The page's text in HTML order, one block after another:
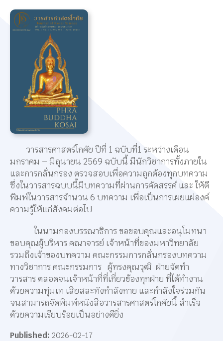
วารสารศาสตร์โกศัย ปีที่ 1 ฉบับที่1 ระหว่างเดือน
มกราคม – มิถุนายน 2569 ฉบับนี้ มีนักวิชาการทั้งภายใน
และการกลั่นกรอง ตรวจสอบเพื่อความถูกต้องทุกบทความ
ซึ่งในวารสารฉบบนี้มีบทความที่ผ่านการคัดสรรค์ และ ให้ตี
พิมพ์ในวารสารจำนวน 6 บทความ เพื่อเป็นการเผยแผ่องค์
ความรู้ให้แก่สังคมต่อไป
ในนามกองบรรณาธิการ ขอขอบคุณและอนุโมทนา
ขอบคุณผู้บริหาร คณาจารย์ เจ้าหน้าที่ของมหาวิทยาลัย
รวมถึงเจ้าของบทความ คณะกรรมการกลั่นกรองบทความ
ทางวิชาการ คณะกรรมการ ผู้ทรงคุณวุฒิ ฝ่ายจัดทำ
วารสาร ตลอดจนเจ้าหน้าที่ที่เกี่ยวข้องทุกฝ่าย ที่ได้ทำงาน
ด้วยความทุ่มเท เสียสละทังกำลังกาย และกำลังใจร่วมกัน
จนสามารถจัดพิมพ์หนังสือวารสารศาสตร์โกศัยนี้ สำเร็จ
ด้วยความเรียบร้อยเป็นอย่างดียิ่ง
Published: 2026-02-17